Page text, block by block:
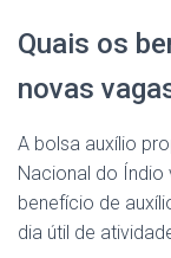
Quais os
novas
A bolsa auxílio
Nacional do Índio
benefício de
dia útil de